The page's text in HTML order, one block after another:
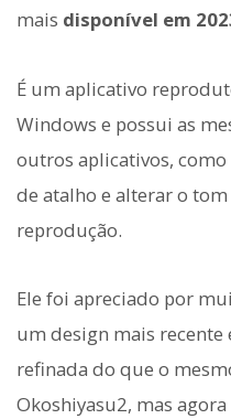
mais disponível em
É um aplicativo
Windows e possui as
outros aplicativos, como
de atalho e alterar o
reprodução.
Ele foi apreciado por
um design mais recente
refinada do que o
Okoshiyasu2, mas